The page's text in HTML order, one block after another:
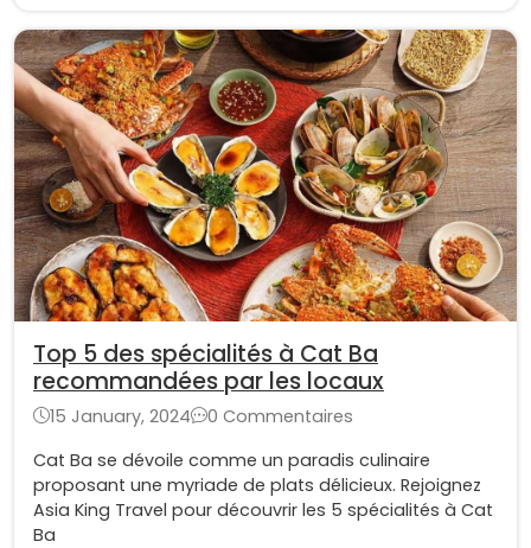
Top 5 des spécialités à Cat Ba
recommandées par les locaux
15 January, 2024
0 Commentaires
Cat Ba se dévoile comme un paradis culinaire
proposant une myriade de plats délicieux. Rejoignez
Asia King Travel pour découvrir les 5 spécialités à Cat
Ba